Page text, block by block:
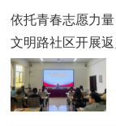
依托青春志愿力
文明路社区开展